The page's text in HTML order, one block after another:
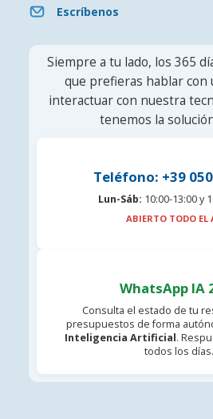
Escríbenos
Siempre a tu lado, los 365
que prefieras hablar con
interactuar con nuestra
tenemos la
Teléfono: +39
Lun-Sáb: 10:00-13:00 y
ABIERTO TODO EL
WhatsApp IA
Consulta el estado de tu
presupuestos de forma
Inteligencia Artificial.
todos los días.